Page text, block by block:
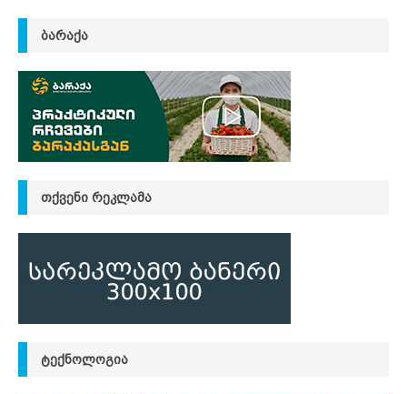
ᲑᲐᲠᲐᲥᲐ
ᲗᲥᲕᲔᲜᲘ ᲠᲔᲙᲚᲐᲛᲐ
ᲢᲔᲥᲜᲝᲚᲝᲒᲘᲐ